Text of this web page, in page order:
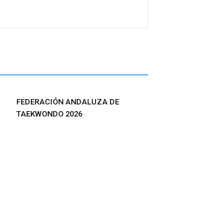
FEDERACIÓN ANDALUZA DE
TAEKWONDO 2026